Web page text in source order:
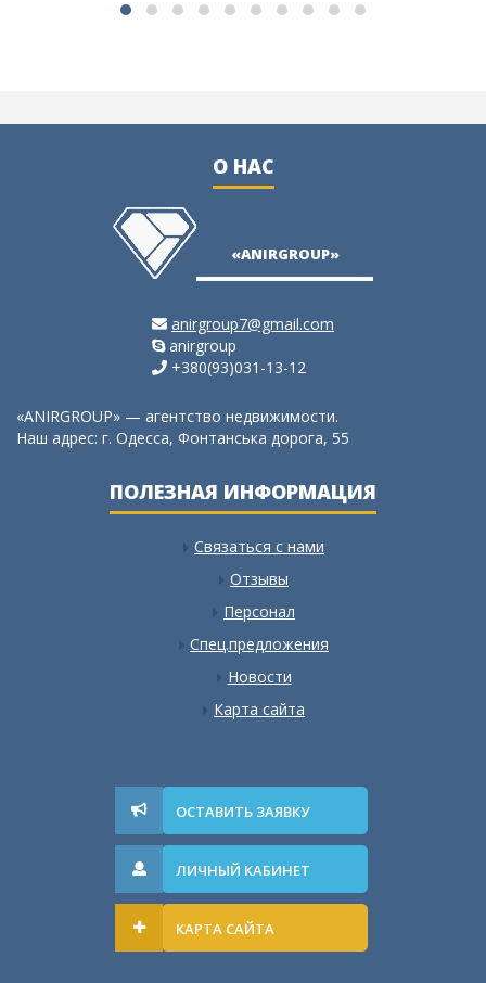
О НАС
«ANIRGROUP»
anirgroup7@gmail.com
anirgroup
+380(93)031-13-12
«ANIRGROUP» — агентство недвижимости.
Наш адрес: г. Одесса, Фонтанська дорога, 55
ПОЛЕЗНАЯ ИНФОРМАЦИЯ
Связаться с нами
Отзывы
Персонал
Спец.предложения
Новости
Карта сайта
ОСТАВИТЬ ЗАЯВКУ
ЛИЧНЫЙ КАБИНЕТ
КАРТА САЙТА